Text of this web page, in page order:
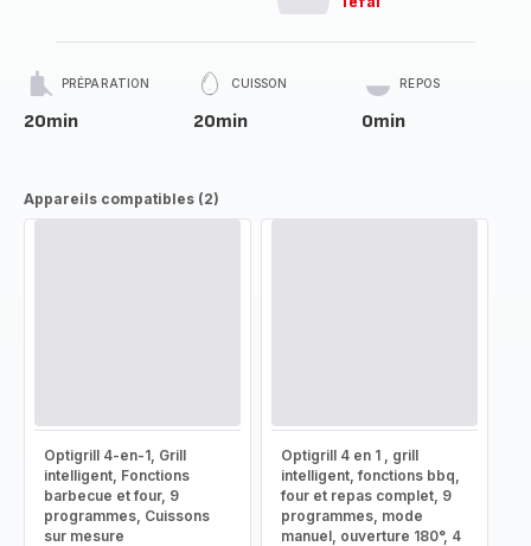
PRÉPARATION
20min
CUISSON
20min
REPOS
0min
Appareils compatibles (2)
Optigrill 4-en-1, Grill
intelligent, Fonctions
barbecue et four, 9
programmes, Cuissons
sur mesure
Optigrill 4 en 1 , grill
intelligent, fonctions bbq,
four et repas complet, 9
programmes, mode
manuel, ouverture 180°, 4